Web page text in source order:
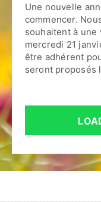
Une nouvelle
commencer.
souhaitent à une
mercredi 21
être adhérent
seront proposés